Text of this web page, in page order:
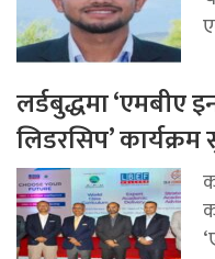
लर्डबुद्धमा ‘एमबीए
लिडरसिप’